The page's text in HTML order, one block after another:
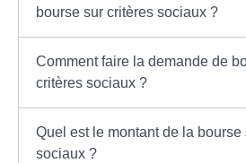
bourse sur critères sociaux ?
Comment faire la demande de
critères sociaux ?
Quel est le montant de la bourse
sociaux ?